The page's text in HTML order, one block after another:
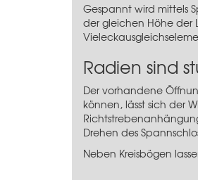
Gespannt wird mittels
der gleichen Höhe der
Radien sind
Der vorhandene
können, lässt sich der
Drehen des
Neben Kreisbögen